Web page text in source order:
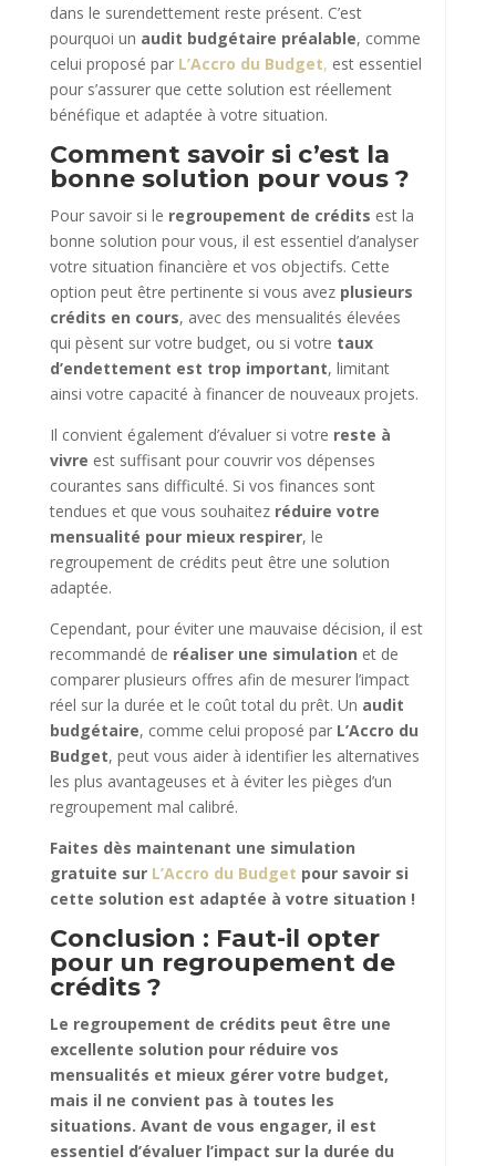
dans le surendettement reste présent. C’est
pourquoi un audit budgétaire préalable, comme
celui proposé par L’Accro du Budget, est essentiel
pour s’assurer que cette solution est réellement
bénéfique et adaptée à votre situation.
Comment savoir si c’est la
bonne solution pour vous ?
Pour savoir si le regroupement de crédits est la
bonne solution pour vous, il est essentiel d’analyser
votre situation financière et vos objectifs. Cette
option peut être pertinente si vous avez plusieurs
crédits en cours, avec des mensualités élevées
qui pèsent sur votre budget, ou si votre taux
d’endettement est trop important, limitant
ainsi votre capacité à financer de nouveaux projets.
Il convient également d’évaluer si votre reste à
vivre est suffisant pour couvrir vos dépenses
courantes sans difficulté. Si vos finances sont
tendues et que vous souhaitez réduire votre
mensualité pour mieux respirer, le
regroupement de crédits peut être une solution
adaptée.
Cependant, pour éviter une mauvaise décision, il est
recommandé de réaliser une simulation et de
comparer plusieurs offres afin de mesurer l’impact
réel sur la durée et le coût total du prêt. Un audit
budgétaire, comme celui proposé par L’Accro du
Budget, peut vous aider à identifier les alternatives
les plus avantageuses et à éviter les pièges d’un
regroupement mal calibré.
Faites dès maintenant une simulation
gratuite sur L’Accro du Budget pour savoir si
cette solution est adaptée à votre situation !
Conclusion : Faut-il opter
pour un regroupement de
crédits ?
Le regroupement de crédits peut être une
excellente solution pour réduire vos
mensualités et mieux gérer votre budget,
mais il ne convient pas à toutes les
situations. Avant de vous engager, il est
essentiel d’évaluer l’impact sur la durée du